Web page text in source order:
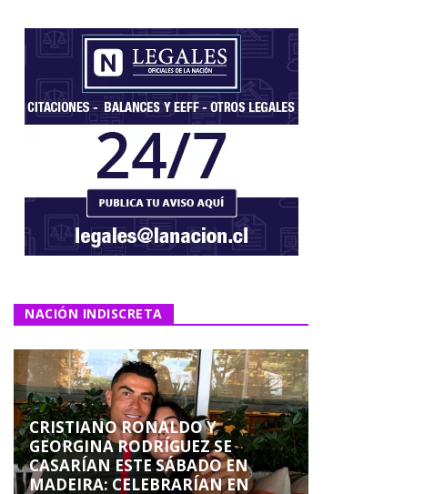
NACIÓN INDISCRETA
CRISTIANO RONALDO Y
GEORGINA RODRÍGUEZ SE
CASARÍAN ESTE SÁBADO EN
MADEIRA: CELEBRARÍAN EN